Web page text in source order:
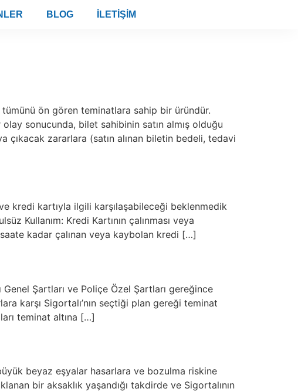
BLOG İLETIŞIM
tümünü ön gören teminatlara sahip bir üründür.
sonucunda, bilet sahibinin satın almış olduğu
zararlara (satın alınan biletin bedeli, tedavi
kredi kartıyla ilgili karşılaşabileceği beklenmedik
Kullanım: Kredi Kartının çalınması veya
kadar çalınan veya kaybolan kredi […]
Şartları ve Poliçe Özel Şartları gereğince
karşı Sigortalı’nın seçtiği plan gereği teminat
teminat altına […]
beyaz eşyalar hasarlara ve bozulma riskine
bir aksaklık yaşandığı takdirde ve Sigortalının